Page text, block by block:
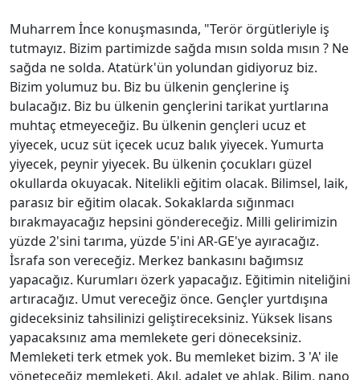
Muharrem İnce konuşmasında, "Terör örgütleriyle iş
tutmayız. Bizim partimizde sağda mısın solda mısın ? Ne
sağda ne solda. Atatürk'ün yolundan gidiyoruz biz.
Bizim yolumuz bu. Biz bu ülkenin gençlerine iş
bulacağız. Biz bu ülkenin gençlerini tarikat yurtlarına
muhtaç etmeyeceğiz. Bu ülkenin gençleri ucuz et
yiyecek, ucuz süt içecek ucuz balık yiyecek. Yumurta
yiyecek, peynir yiyecek. Bu ülkenin çocukları güzel
okullarda okuyacak. Nitelikli eğitim olacak. Bilimsel, laik,
parasız bir eğitim olacak. Sokaklarda sığınmacı
bırakmayacağız hepsini göndereceğiz. Milli gelirimizin
yüzde 2'sini tarıma, yüzde 5'ini AR-GE'ye ayıracağız.
İsrafa son vereceğiz. Merkez bankasını bağımsız
yapacağız. Kurumları özerk yapacağız. Eğitimin niteliğini
artıracağız. Umut vereceğiz önce. Gençler yurtdışına
gideceksiniz tahsilinizi geliştireceksiniz. Yüksek lisans
yapacaksınız ama memlekete geri döneceksiniz.
Memleketi terk etmek yok. Bu memleket bizim. 3 'A' ile
yöneteceğiz memleketi. Akıl, adalet ve ahlak. Bilim, nano